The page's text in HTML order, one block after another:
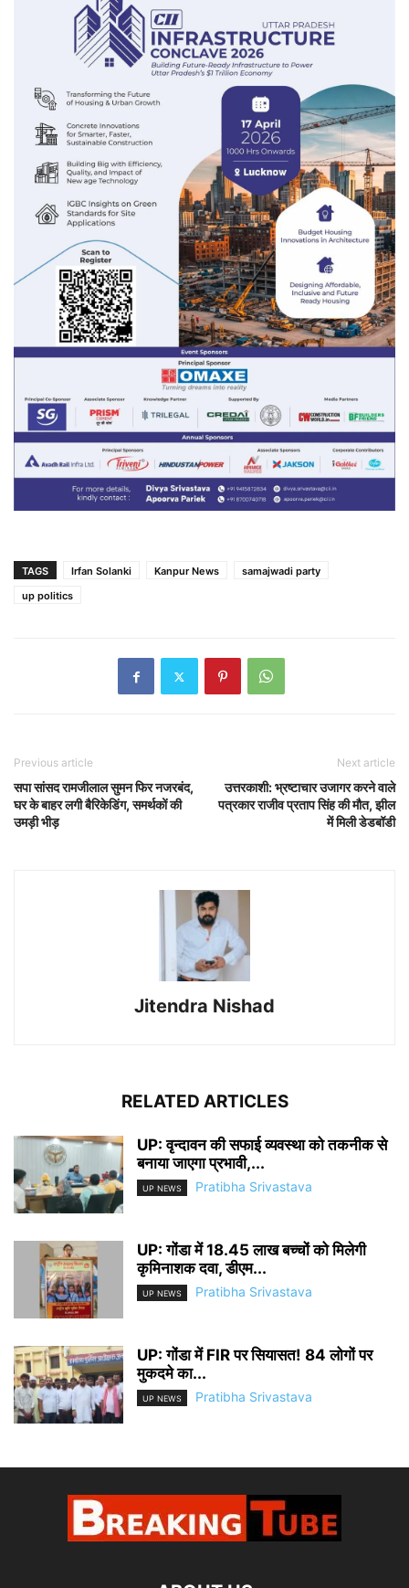
TAGS Irfan Solanki Kanpur News
samajwadi party
up politics
Previous article
सपा सांसद रामजीलाल सुमन फिर नजरबंद,
घर के बाहर लगी बैरिकेडिंग, समर्थकों की
उमड़ी भीड़
Next article
उत्तरकाशी: भ्रष्टाचार उजागर करने वाले
पत्रकार राजीव प्रताप सिंह की मौत, झील
में मिली डेडबॉडी
Jitendra Nishad
RELATED ARTICLES
UP: वृन्दावन की सफाई व्यवस्था को तकनीक से
बनाया जाएगा प्रभावी,...
UP NEWS Pratibha Srivastava
UP: गोंडा में 18.45 लाख बच्चों को मिलेगी
कृमिनाशक दवा, डीएम...
UP NEWS Pratibha Srivastava
UP: गोंडा में FIR पर सियासत! 84 लोगों पर
मुकदमे का...
UP NEWS Pratibha Srivastava